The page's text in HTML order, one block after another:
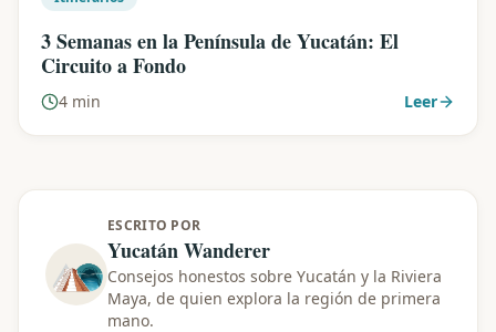
3 Semanas en la Península de Yucatán: El
Circuito a Fondo
4 min Leer
ESCRITO POR
Yucatán Wanderer
Consejos honestos sobre Yucatán y la Riviera
Maya, de quien explora la región de primera
mano.